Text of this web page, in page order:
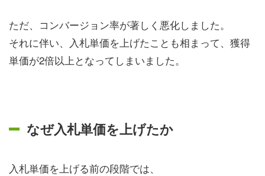
ただ、コンバージョン率が著しく悪化しました。
それに伴い、入札単価を上げたことも相まって、獲得
単価が2倍以上となってしまいました。
なぜ入札単価を上げたか
入札単価を上げる前の段階では、